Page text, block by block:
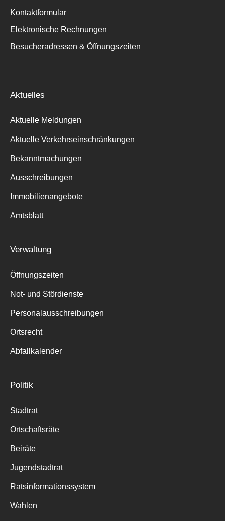
Suche
Kontaktformular
Elektronische Rechnungen
Besucheradressen & Öffnungszeiten
Aktuelles
Aktuelle Meldungen
Aktuelle Verkehrseinschränkungen
Bekanntmachungen
Ausschreibungen
Immobilienangebote
Amtsblatt
Verwaltung
Öffnungszeiten
Not- und Stördienste
Personalausschreibungen
Ortsrecht
Abfallkalender
Politik
Stadtrat
Ortschaftsräte
Beiräte
Jugendstadtrat
Ratsinformationssystem
Wahlen